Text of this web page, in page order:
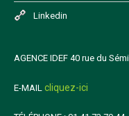
Linkedin
AGENCE IDEF 40 rue du
E-MAIL cliquez-ici